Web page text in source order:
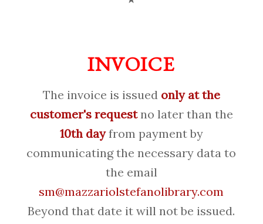
INVOICE
The invoice is issued only at the
customer's requestno later than the
10th dayfrom payment by
communicating the necessary data to
the email
sm@mazzariolstefanolibrary.com
Beyond that date it will not be issued.